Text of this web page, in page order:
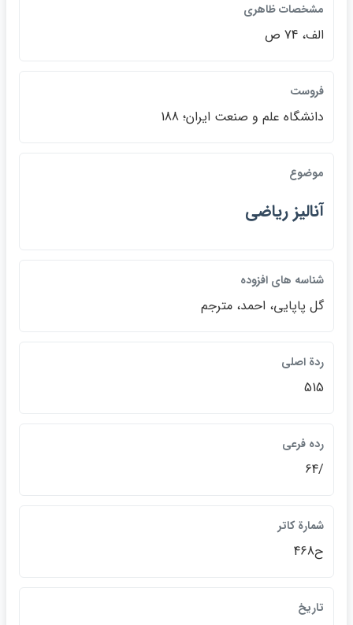
مشخصات ظاهري
الف، 74 ص
فروست
دانشگاه علم و صنعت ايران؛ 188
موضوع
آناليز رياضي
شناسه هاي افزوده
گل پاپايي، احمد، مترجم
ردة اصلي
515
رده فرعي
/64
شمارة كاتر
ح468
تاريخ